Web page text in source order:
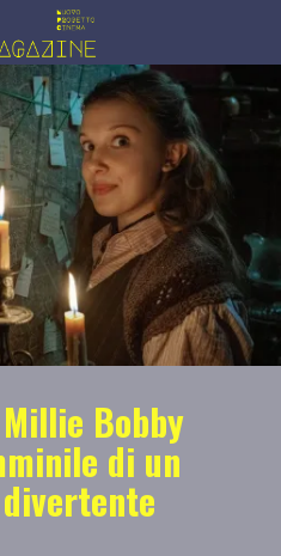
Bobby
di un